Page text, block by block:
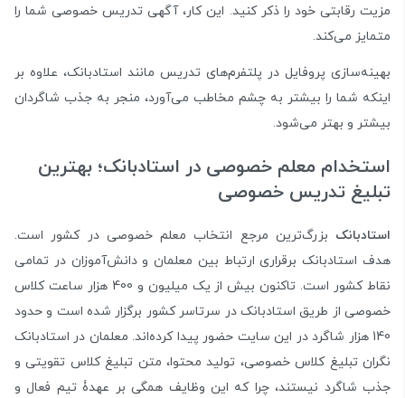
مزیت رقابتی خود را ذکر کنید. این کار، آگهی تدریس خصوصی شما را
متمایز می‌کند.
بهینه‌سازی پروفایل در پلتفرم‌های تدریس مانند استادبانک، علاوه بر
اینکه شما را بیشتر به چشم مخاطب می‌آورد، منجر به جذب شاگردان
بیشتر و بهتر می‌شود.
استخدام معلم خصوصی در استادبانک؛ بهترین
تبلیغ تدریس خصوصی
استادبانک بزرگ‌ترین مرجع انتخاب معلم خصوصی در کشور است.
هدف استادبانک برقراری ارتباط بین معلمان و دانش‌آموزان در تمامی
نقاط کشور است. تاکنون بیش از یک میلیون و 400 هزار ساعت کلاس
خصوصی از طریق استادبانک در سرتاسر کشور برگزار شده است و حدود
140 هزار شاگرد در این سایت حضور پیدا کرده‌اند. معلمان در استادبانک
نگران تبلیغ کلاس خصوصی، تولید محتوا، متن تبلیغ کلاس تقویتی و
جذب شاگرد نیستند، چرا که این وظایف همگی بر عهدۀ تیم فعال و